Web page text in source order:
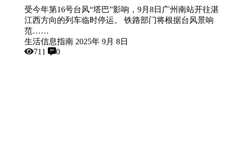
受今年第16号台风“塔巴”影响，9月8日广州南站开往湛
江西方向的列车临时停运。 铁路部门将根据台风景响
范……
生活信息指南 2025年 9月 8日
711
0